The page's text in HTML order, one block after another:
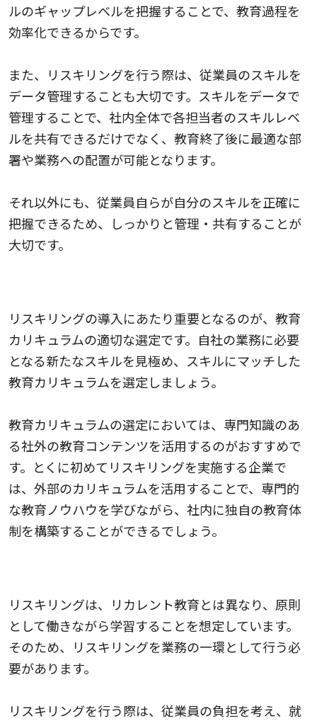
ルのギャップレベルを把握することで、教育過程を
効率化できるからです。
また、リスキリングを行う際は、従業員のスキルを
データ管理することも大切です。スキルをデータで
管理することで、社内全体で各担当者のスキルレベ
ルを共有できるだけでなく、教育終了後に最適な部
署や業務への配置が可能となります。
それ以外にも、従業員自らが自分のスキルを正確に
把握できるため、しっかりと管理・共有することが
大切です。
リスキリングの導入にあたり重要となるのが、教育
カリキュラムの適切な選定です。自社の業務に必要
となる新たなスキルを見極め、スキルにマッチした
教育カリキュラムを選定しましょう。
教育カリキュラムの選定においては、専門知識のあ
る社外の教育コンテンツを活用するのがおすすめで
す。とくに初めてリスキリングを実施する企業で
は、外部のカリキュラムを活用することで、専門的
な教育ノウハウを学びながら、社内に独自の教育体
制を構築することができるでしょう。
リスキリングは、リカレント教育とは異なり、原則
として働きながら学習することを想定しています。
そのため、リスキリングを業務の一環として行う必
要があります。
リスキリングを行う際は、従業員の負担を考え、就